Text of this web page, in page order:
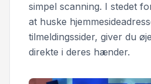
simpel scanning. I stedet
at huske
tilmeldingssider, giver du
direkte i deres hænder.